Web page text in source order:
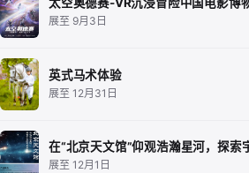
展至 9月3日
英式马术体验
展至 12月31日
在“北京天文馆”仰观浩瀚星河，探索
展至 12月1日